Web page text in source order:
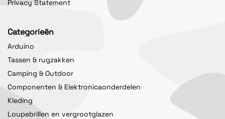
Privacy Statement
Categorieën
Arduino
Tassen & rugzakken
Camping & Outdoor
Componenten & Elektronicaonderdelen
Kleding
Loupebrillen en vergrootglazen